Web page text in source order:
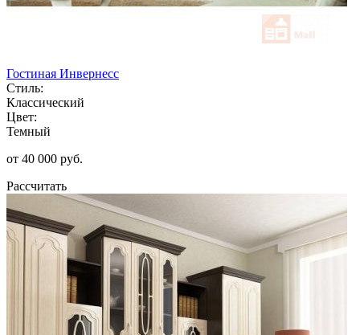
Гостиная Инвернесс
Стиль:
Классический
Цвет:
Темный
от 40 000 руб.
Рассчитать